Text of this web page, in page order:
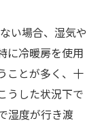
い場合、湿気や
に冷暖房を使用
ことが多く、十
うした状況下で
湿度が行き渡